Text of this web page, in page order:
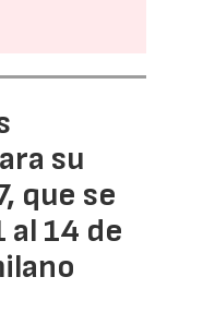
su
que se
al 14 de